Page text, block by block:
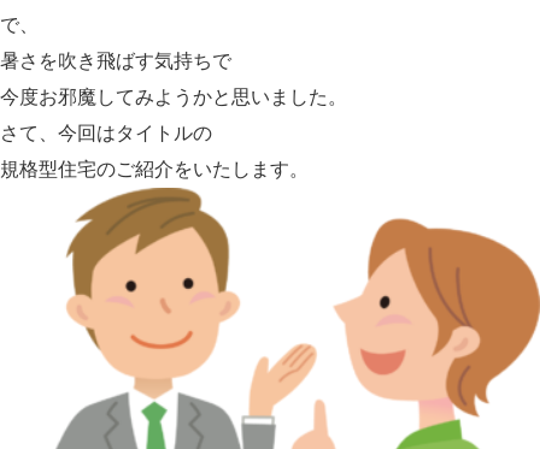
で、
暑さを吹き飛ばす気持ちで
今度お邪魔してみようかと思いました。
さて、今回はタイトルの
規格型住宅のご紹介をいたします。